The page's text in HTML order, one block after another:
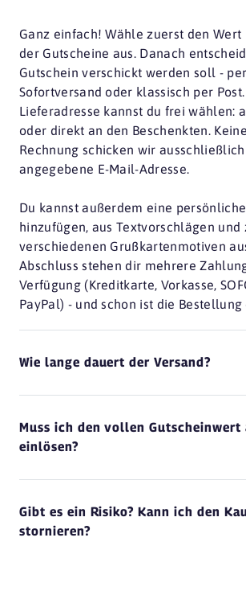
Ganz einfach! Wähle zuerst den Wert
der Gutscheine aus. Danach
Gutschein verschickt werden soll -
Sofortversand oder klassisch per
Lieferadresse kannst du frei wählen:
oder direkt an den Beschenkten.
Rechnung schicken wir
angegebene E-Mail-Adresse.
Du kannst außerdem eine
hinzufügen, aus Textvorschlägen und
verschiedenen Grußkartenmotiven
Abschluss stehen dir mehrere
Verfügung (Kreditkarte, Vorkasse,
PayPal) - und schon ist die Bestellung
Wie lange dauert der Versand?
Muss ich den vollen Gutscheinwert
einlösen?
Gibt es ein Risiko? Kann ich den
stornieren?